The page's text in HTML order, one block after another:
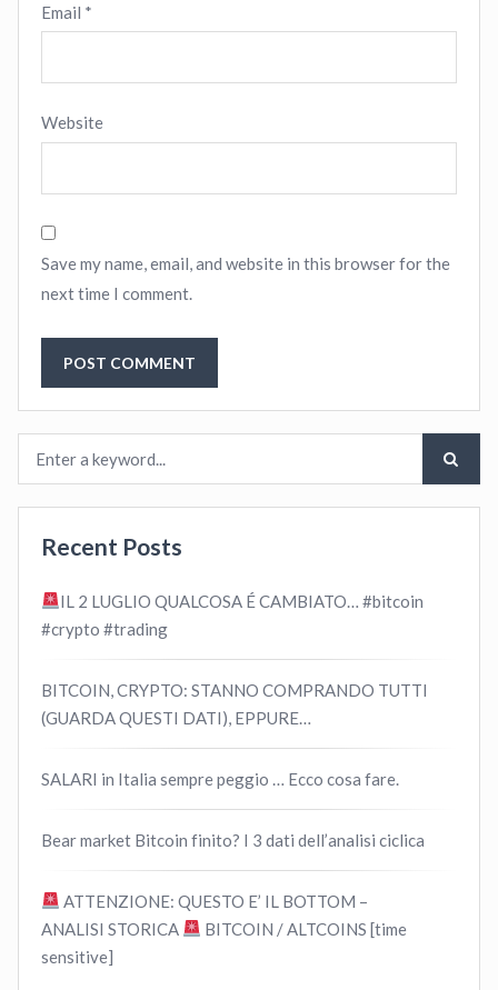
Email *
Website
Save my name, email, and website in this browser for the
next time I comment.
Recent Posts
IL 2 LUGLIO QUALCOSA É CAMBIATO… #bitcoin
#crypto #trading
BITCOIN, CRYPTO: STANNO COMPRANDO TUTTI
(GUARDA QUESTI DATI), EPPURE…
SALARI in Italia sempre peggio … Ecco cosa fare.
Bear market Bitcoin finito? I 3 dati dell’analisi ciclica
ATTENZIONE: QUESTO E’ IL BOTTOM –
ANALISI STORICA
BITCOIN / ALTCOINS [time
sensitive]